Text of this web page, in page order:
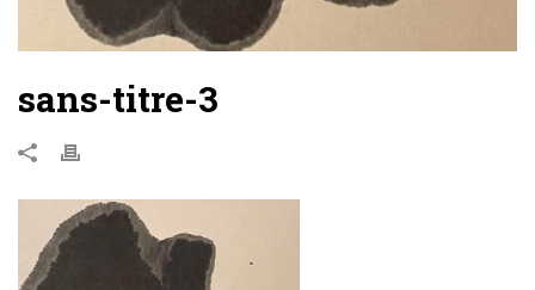
sans-titre-3